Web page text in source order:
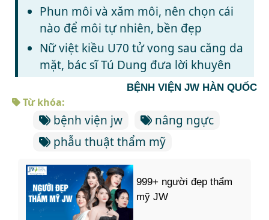
Phun môi và xăm môi, nên chọn cái
nào để môi tự nhiên, bền đẹp
Nữ việt kiều U70 tử vong sau căng da
mặt, bác sĩ Tú Dung đưa lời khuyên
BỆNH VIỆN JW HÀN QUỐC
Từ khóa:
bệnh viện jw
nâng ngực
phẫu thuật thẩm mỹ
999+ người đẹp thẩm
mỹ JW